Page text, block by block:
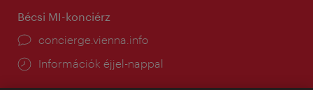
Bécsi MI-konciérz
concierge.vienna.info
Információk éjjel-nappal